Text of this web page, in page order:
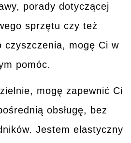
porady dotyczącej
sprzętu czy też
czyszczenia, mogę Ci w
pomóc.
mogę zapewnić Ci
obsługę, bez
Jestem elastyczny